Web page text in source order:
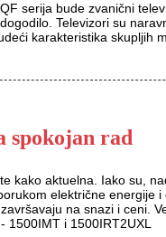
serija bude zvanični
Televizori su
karakteristika skupljih
spokojan rad
kako aktuelna. Iako su,
električne energije
na snazi i ceni.
1500IMT i 1500IRT2UXL